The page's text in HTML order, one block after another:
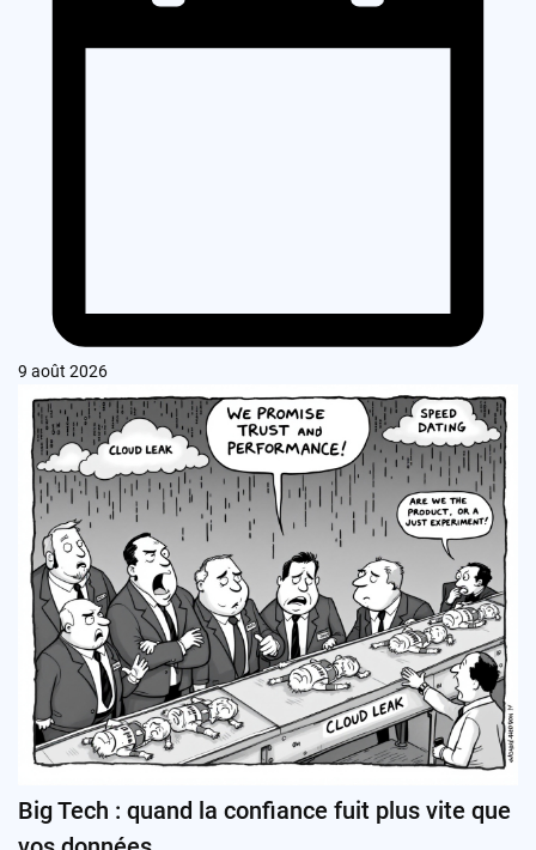
9 août 2026
Big Tech : quand la confiance fuit plus vite que